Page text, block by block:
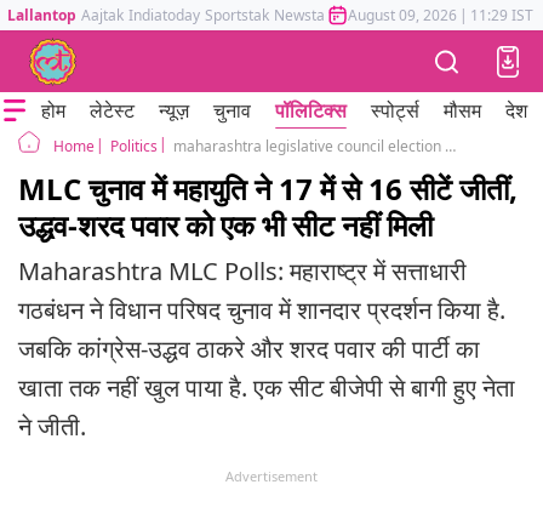
Lallantop Aajtak Indiatoday Sportstak Newstak Mumbai Tak Astrotak
August 09, 2026 | 11:29 IST
होम लेटेस्ट न्यूज़ चुनाव पॉलिटिक्स स्पोर्ट्स मौसम देश
Home Politics maharashtra legislative council election results bjp shinde mahyuti clean sweep congress uddhav zero seats
MLC चुनाव में महायुति ने 17 में से 16 सीटें जीतीं,
उद्धव-शरद पवार को एक भी सीट नहीं मिली
Maharashtra MLC Polls: महाराष्ट्र में सत्ताधारी
गठबंधन ने विधान परिषद चुनाव में शानदार प्रदर्शन किया है.
जबकि कांग्रेस-उद्धव ठाकरे और शरद पवार की पार्टी का
खाता तक नहीं खुल पाया है. एक सीट बीजेपी से बागी हुए नेता
ने जीती.
Advertisement